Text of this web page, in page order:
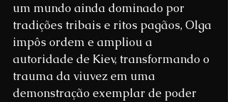
um mundo ainda dominado por
tradições tribais e ritos pagãos, Olga
impôs ordem e ampliou a
autoridade de Kiev, transformando o
trauma da viuvez em uma
demonstração exemplar de poder